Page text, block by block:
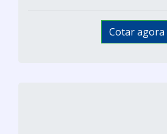
Cotar agora